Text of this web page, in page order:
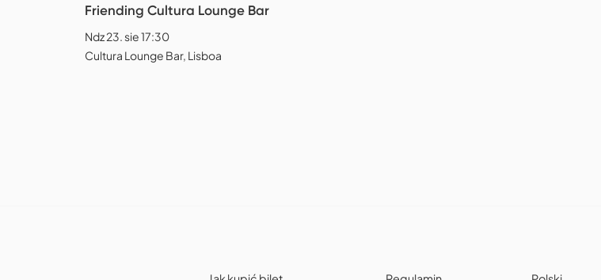
Friending Cultura Lounge Bar
Ndz 23. sie 17:30
Cultura Lounge Bar, Lisboa